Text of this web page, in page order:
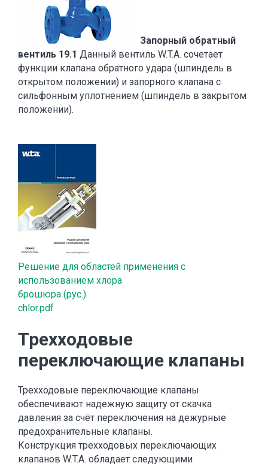
Запорный обратный
вентиль 19.1 Данный вентиль W.T.A. сочетает
функции клапана обратного удара (шпиндель в
открытом положении) и запорного клапана с
сильфонным уплотнением (шпиндель в закрытом
положении).
Решение для областей применения с
использованием хлора
брошюра (рус.)
chlor.pdf
Трехходовые
переключающие клапаны
Трехходовые переключающие клапаны
обеспечивают надежную защиту от скачка
давления за счёт переключения на дежурные
предохранительные клапаны.
Конструкция трехходовых переключающих
клапанов W.T.A. обладает следующими